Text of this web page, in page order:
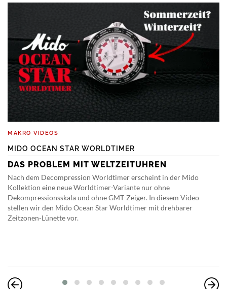
MAKRO VIDEOS
MIDO OCEAN STAR WORLDTIMER
DAS PROBLEM MIT WELTZEITUHREN
Nach dem Decompression Worldtimer erscheint in der Mido
Kollektion eine neue Worldtimer-Variante nur ohne
Dekompressionsskala und ohne GMT-Zeiger. In diesem Video
stellen wir den Mido Ocean Star Worldtimer mit drehbarer
Zeitzonen-Lünette vor.